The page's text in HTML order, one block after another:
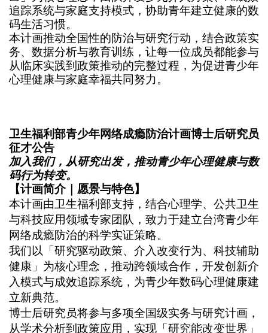
追踪系统与家庭支持模式，协助青年建立健康的数
码生活习惯。
本计画推动全国性的防治与研究行动，结合政策实
务、数据分析与教育训练，让每一位成员都能参与
从临床实践到政策推动的完整过程，为促进青少年
心理健康与家庭幸福共同努力。
卫生福利部青少年网络成瘾防治计画博士后研究员
征才公告
加入我们，从研究出发，推动青少年心理健康与数
码行为转变。
【计画简介｜愿景与特色】
本计画由卫生福利部支持，结合心理学、公共卫生
与科技应用领域专家团队，致力于建立台湾青少年
网络成瘾防治的科学实证策略。
我们以「研究驱动政策、介入改变行为、科技辅助
健康」为核心理念，推动跨领域合作，开发创新介
入模式与成效追踪系统，为青少年数码心理健康建
立新典范。
博士后研究员将参与多项全国级实务与研究计画，
从学术分析到政策应用，实现「研究能改变世界」